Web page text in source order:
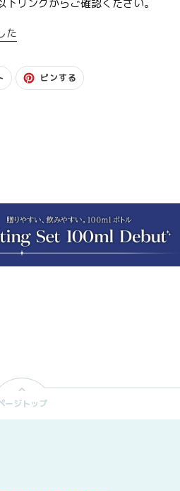
リンクからご確認ください。
た
T
W
I
ピンする P
I
N
ージトップ